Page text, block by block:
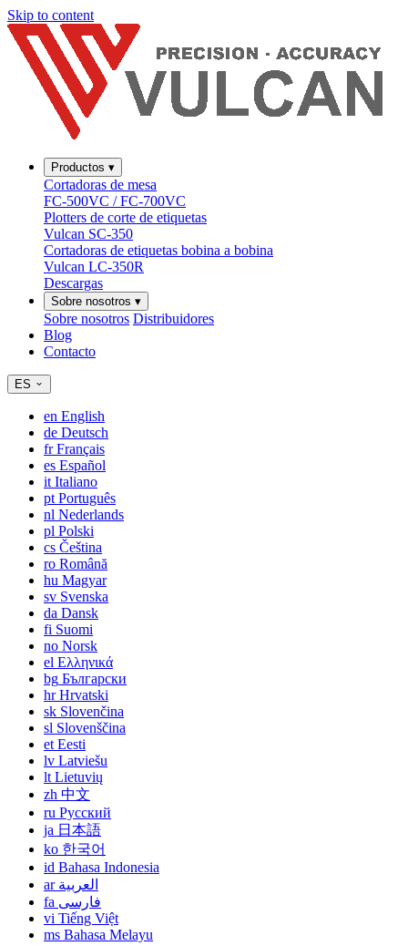
Skip to content
Productos ▾
Cortadoras de mesa
FC-500VC / FC-700VC
Plotters de corte de etiquetas
Vulcan SC-350
Cortadoras de etiquetas bobina a bobina
Vulcan LC-350R
Descargas
Sobre nosotros ▾
Sobre nosotros Distribuidores
Blog
Contacto
ES
en English
de Deutsch
frFrançais
es Español
it Italiano
pt Português
nl Nederlands
pl Polski
cs Čeština
ro Română
hu Magyar
sv Svenska
da Dansk
fi Suomi
no Norsk
el Ελληνικά
bg Български
hrHrvatski
sk Slovenčina
sl Slovenščina
et Eesti
lv Latviešu
lt Lietuvių
zh 中文
ru Русский
ja 日本語
ko 한국어
id Bahasa Indonesia
ar العربية
fa فارسی
vi Tiếng Việt
ms Bahasa Melayu